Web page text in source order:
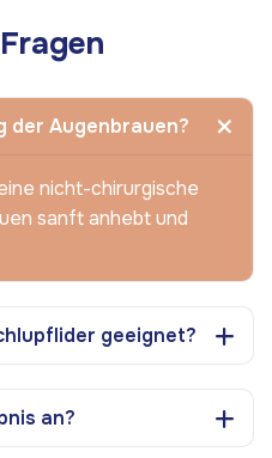
der Augenbrauen?
nicht-chirurgische
sanft anhebt und
geeignet?
an?